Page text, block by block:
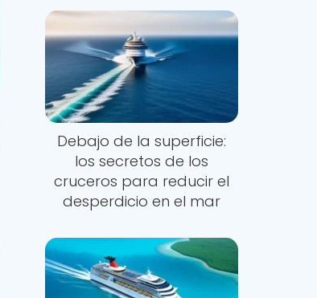
Debajo de la superficie:
los secretos de los
cruceros para reducir el
desperdicio en el mar